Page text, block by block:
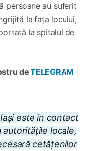
persoane au suferit
la fața locului,
la spitalul de
deTELEGRAM
este în contact
autoritățile locale,
cetățenilor